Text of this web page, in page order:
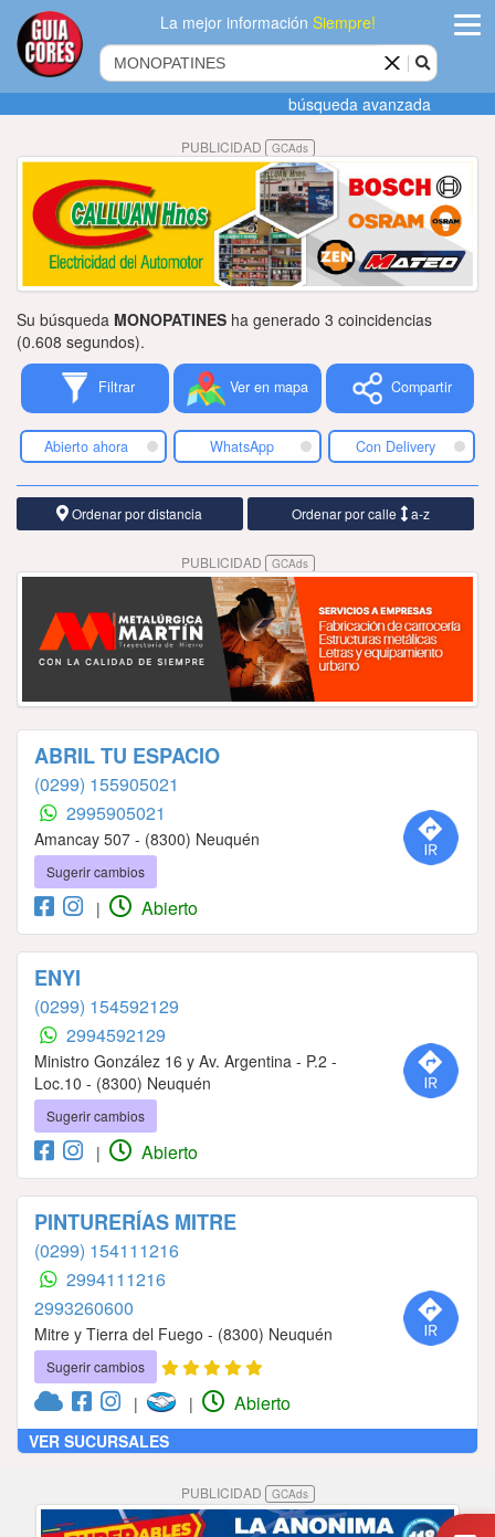
La mejor informaciónSiempre!
Agregar
empresa
Actualizar
datos
Publicidad
Tiendacores
Contactenos
búsqueda avanzada
PUBLICIDAD GCAds
Su búsqueda MONOPATINES ha generado 3 coincidencias
(0.608 segundos).
Filtrar Ver en mapa Compartir
Abierto ahora WhatsApp Con Delivery
Ordenar por distancia Ordenar por calle a-z
PUBLICIDAD GCAds
ABRIL TU ESPACIO
(0299) 155905021
2995905021
Amancay 507 - (8300) Neuquén
Sugerir cambios
| Abierto
ENYI
(0299) 154592129
2994592129
Ministro González 16 y Av. Argentina - P.2 -
Loc.10 - (8300) Neuquén
Sugerir cambios
| Abierto
PINTURERÍAS MITRE
(0299) 154111216
2994111216
2993260600
Mitre y Tierra del Fuego - (8300) Neuquén
Sugerir cambios
| | Abierto
VER SUCURSALES
PUBLICIDAD GCAds